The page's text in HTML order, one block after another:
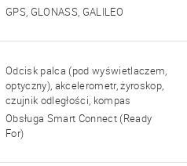
GPS, GLONASS, GALILEO
Odcisk palca (pod wyświetlaczem,
optyczny), akcelerometr, żyroskop,
czujnik odległości, kompas
Obsługa Smart Connect (Ready
For)